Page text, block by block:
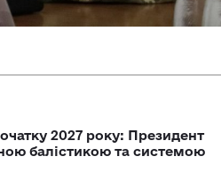
2027 року: Президент
балістикою та системою